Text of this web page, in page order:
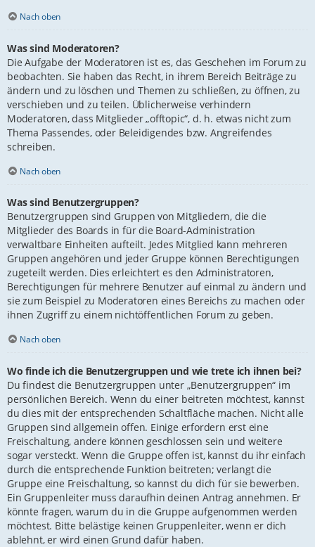
Nach oben
Was sind Moderatoren?
Die Aufgabe der Moderatoren ist es, das Geschehen im Forum zu
beobachten. Sie haben das Recht, in ihrem Bereich Beiträge zu
ändern und zu löschen und Themen zu schließen, zu öffnen, zu
verschieben und zu teilen. Üblicherweise verhindern
Moderatoren, dass Mitglieder „offtopic“, d. h. etwas nicht zum
Thema Passendes, oder Beleidigendes bzw. Angreifendes
schreiben.
Nach oben
Was sind Benutzergruppen?
Benutzergruppen sind Gruppen von Mitgliedern, die die
Mitglieder des Boards in für die Board-Administration
verwaltbare Einheiten aufteilt. Jedes Mitglied kann mehreren
Gruppen angehören und jeder Gruppe können Berechtigungen
zugeteilt werden. Dies erleichtert es den Administratoren,
Berechtigungen für mehrere Benutzer auf einmal zu ändern und
sie zum Beispiel zu Moderatoren eines Bereichs zu machen oder
ihnen Zugriff zu einem nichtöffentlichen Forum zu geben.
Nach oben
Wo finde ich die Benutzergruppen und wie trete ich ihnen bei?
Du findest die Benutzergruppen unter „Benutzergruppen“ im
persönlichen Bereich. Wenn du einer beitreten möchtest, kannst
du dies mit der entsprechenden Schaltfläche machen. Nicht alle
Gruppen sind allgemein offen. Einige erfordern erst eine
Freischaltung, andere können geschlossen sein und weitere
sogar versteckt. Wenn die Gruppe offen ist, kannst du ihr einfach
durch die entsprechende Funktion beitreten; verlangt die
Gruppe eine Freischaltung, so kannst du dich für sie bewerben.
Ein Gruppenleiter muss daraufhin deinen Antrag annehmen. Er
könnte fragen, warum du in die Gruppe aufgenommen werden
möchtest. Bitte belästige keinen Gruppenleiter, wenn er dich
ablehnt, er wird einen Grund dafür haben.